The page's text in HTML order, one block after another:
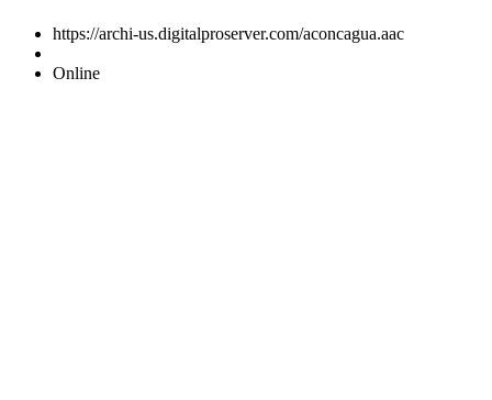
https://archi-us.digitalproserver.com/aconcagua.aac
Online